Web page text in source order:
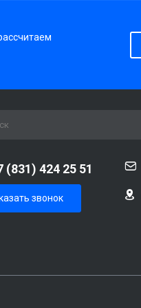
(831) 424 25 51
звонок